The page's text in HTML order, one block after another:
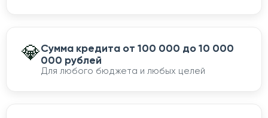
💎Сумма кредита от 100 000 до 10 000
000 рублей
Для любого бюджета и любых целей